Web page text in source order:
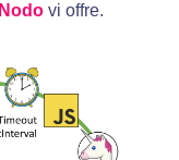
Nodo vi offre.